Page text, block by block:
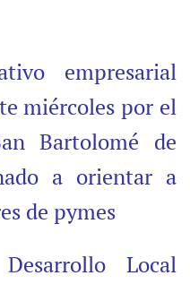
empresarial
miércoles por el
Bartolomé de
a orientar a
de pymes
Local